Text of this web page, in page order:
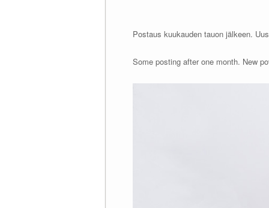
Postaus kuukauden tauon jälkeen.
Some posting after one month. New